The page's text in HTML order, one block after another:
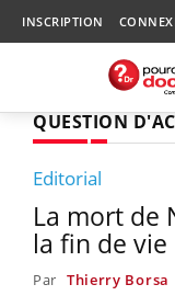
INSCRIPTION
QUESTION
Editorial
La mort de
la fin de vie
Par Thierry Borsa